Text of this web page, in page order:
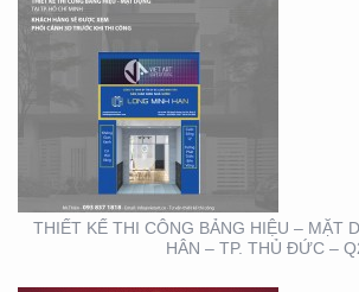
THIẾT KẾ THI CÔNG BẢNG HIỆU – MẶT
HÂN – TP. THỦ ĐỨC –
THIẾT KẾ THIỆP ĐIỆN
TỬ ĐỘC ĐÁO , ẤN
TƯỢNG